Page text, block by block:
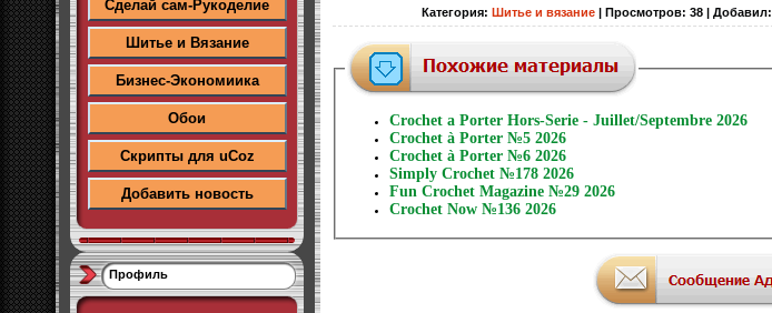
Сделай сам-Рукоделие
Шитье и Вязание
Бизнес-Экономиика
Обои
Скрипты для uCoz
Добавить новость
Профиль
Категория: Шитье и вязание Просмотров: 38 Добавил:
Crochet a Porter Hors-Serie - Juillet/Septembre 2026
Crochet à Porter №5 2026
Crochet à Porter №6 2026
Simply Crochet №178 2026
Fun Crochet Magazine №29 2026
Crochet Now №136 2026